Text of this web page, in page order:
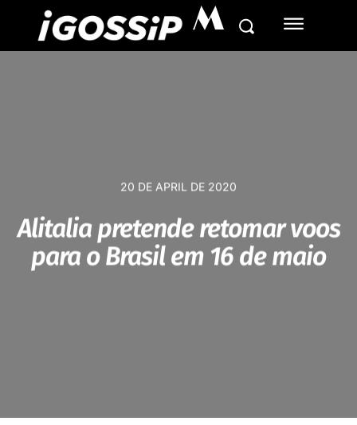
M
20 DE APRIL DE 2020
Alitalia pretende retomar voos
para o Brasil em 16 de maio